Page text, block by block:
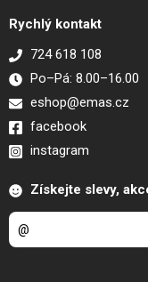
Rychlý kontakt
724 618 108
Po–Pá: 8.00–16.00
eshop@emas.cz
facebook
instagram
Získejte slevy,